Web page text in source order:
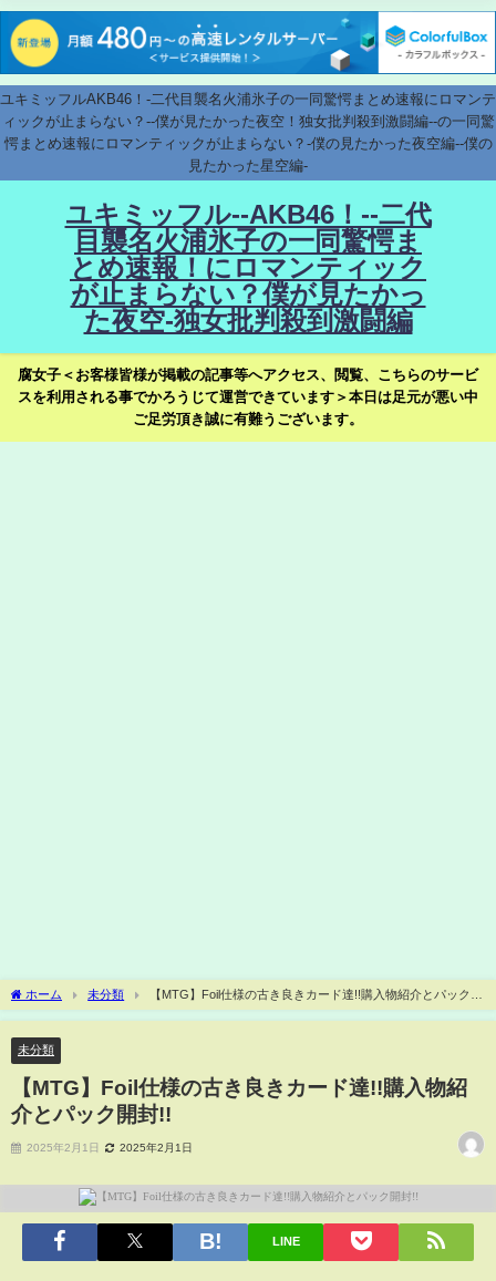
ユキミッフルAKB46！-二代目襲名火浦氷子の一同驚愕まとめ速報にロマンテ
ィックが止まらない？--僕が見たかった夜空！独女批判殺到激闘編--の一同驚
愕まとめ速報にロマンティックが止まらない？-僕の見たかった夜空編--僕の
見たかった星空編-
ユキミッフル--AKB46！--二代
目襲名火浦氷子の一同驚愕ま
とめ速報！にロマンティック
が止まらない？僕が見たかっ
た夜空-独女批判殺到激闘編
腐女子＜お客様皆様が掲載の記事等へアクセス、閲覧、こちらのサービ
スを利用される事でかろうじて運営できています＞本日は足元が悪い中
ご足労頂き誠に有難うございます。
ホーム 未分類
【MTG】Foil仕様の古き良きカード達!!購入物紹介とパック開
封!!
未分類
【MTG】Foil仕様の古き良きカード達!!購入物紹
介とパック開封!!
2025年2月1日 2025年2月1日
LINE